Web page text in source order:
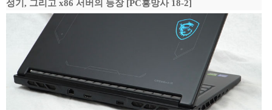
성기, 그리고 x86 서버의 등장 [PC흥망사 18-2]